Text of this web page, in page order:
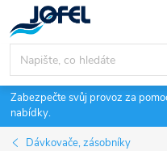
na
obsah
Zabezpečte svůj provoz za
nabídky.
Dávkovače, zásobníky